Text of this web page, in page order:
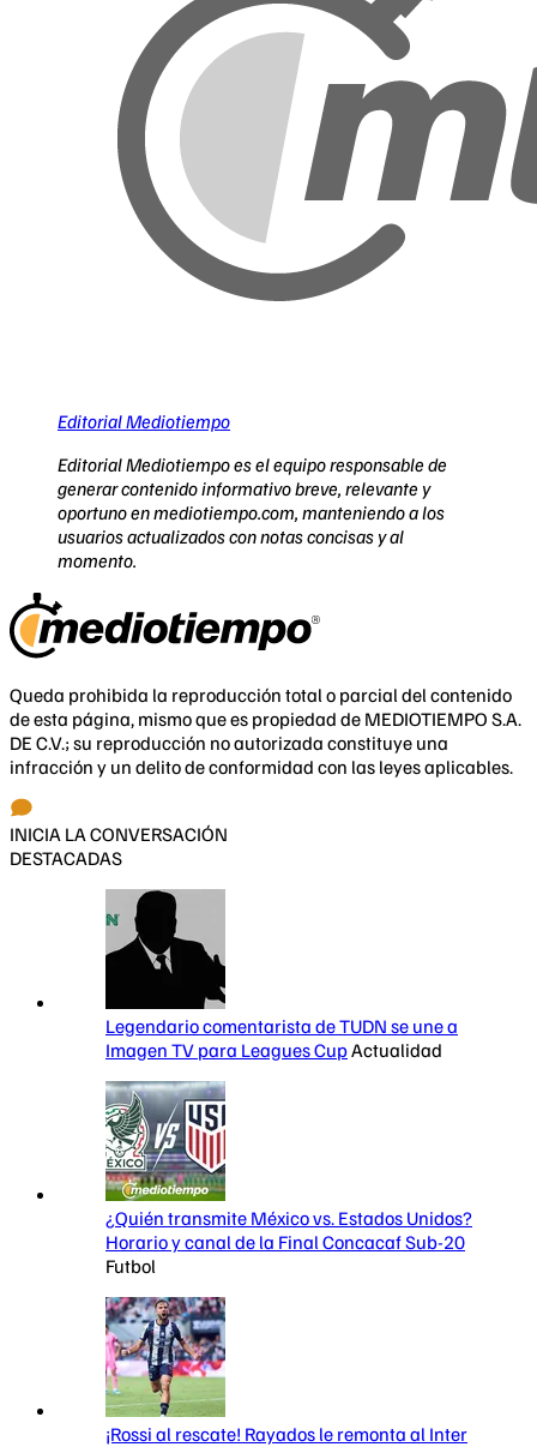
Editorial Mediotiempo
Editorial Mediotiempo es el equipo responsable de
generar contenido informativo breve, relevante y
oportuno en mediotiempo.com, manteniendo a los
usuarios actualizados con notas concisas y al
momento.
Queda prohibida la reproducción total o parcial del contenido
de esta página, mismo que es propiedad de MEDIOTIEMPO S.A.
DE C.V.; su reproducción no autorizada constituye una
infracción y un delito de conformidad con las leyes aplicables.
INICIA LA CONVERSACIÓN
DESTACADAS
Legendario comentarista de TUDN se une a
Imagen TV para Leagues CupActualidad
¿Quién transmite México vs. Estados Unidos?
Horario y canal de la Final Concacaf Sub-20
Futbol
¡Rossi al rescate! Rayados le remonta al Inter